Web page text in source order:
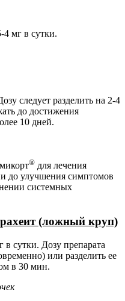
4 мг в сутки.
следует разделить на 2-4
до достижения
10 дней.
® для лечения
до улучшения симптомов
системных
(ложный круп)
в сутки. Дозу препарата
или разделить ее
в 30 мин.